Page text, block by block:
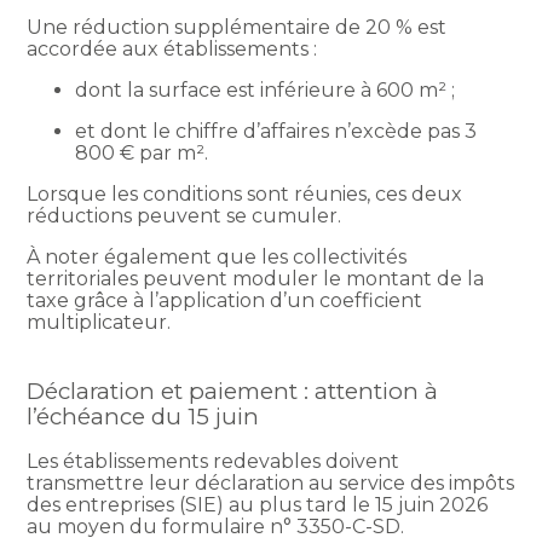
Une réduction supplémentaire de 20 % est
accordée aux établissements :
dont la surface est inférieure à 600 m² ;
et dont le chiffre d’affaires n’excède pas 3
800 € par m².
Lorsque les conditions sont réunies, ces deux
réductions peuvent se cumuler.
À noter également que les collectivités
territoriales peuvent moduler le montant de la
taxe grâce à l’application d’un coefficient
multiplicateur.
Déclaration et paiement : attention à
l’échéance du 15 juin
Les établissements redevables doivent
transmettre leur déclaration au service des impôts
des entreprises (SIE) au plus tard le 15 juin 2026
au moyen du formulaire n° 3350-C-SD.